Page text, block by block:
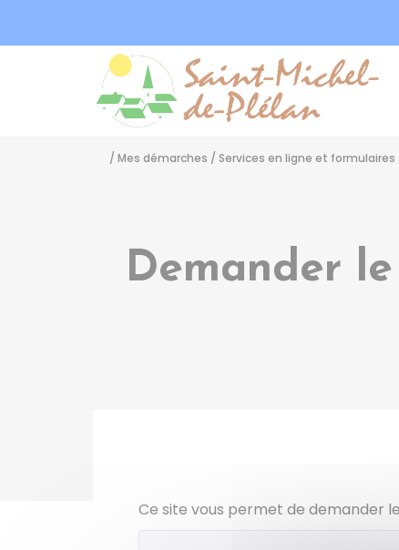
/ Mes démarches / Services en ligne et formulaires
Demander
Ce site vous permet de demander